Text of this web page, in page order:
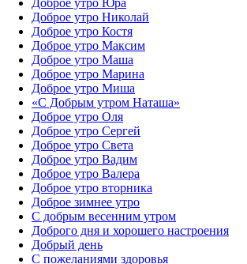
Доброе утро Юра
Доброе утро Николай
Доброе утро Костя
Доброе утро Максим
Доброе утро Маша
Доброе утро Марина
Доброе утро Миша
«С Добрым утром Наташа»
Доброе утро Оля
Доброе утро Сергей
Доброе утро Света
Доброе утро Вадим
Доброе утро Валера
Доброе утро вторника
Доброе зимнее утро
С добрым весенним утром
Доброго дня и хорошего настроения
Добрый день
С пожеланиями здоровья